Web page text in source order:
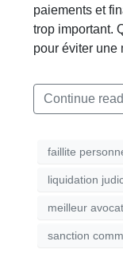
paiements et
trop important.
pour éviter une
Continue
faillite
liquidation
meilleur
sanction